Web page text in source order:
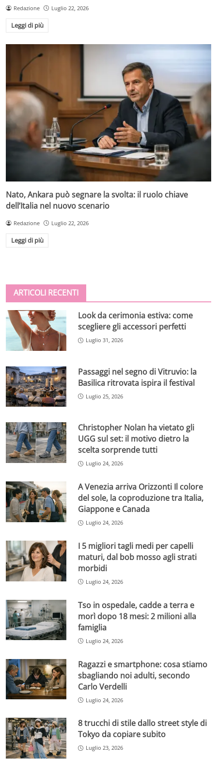
Redazione Luglio 22, 2026
Leggi di più
Nato, Ankara può segnare la svolta: il ruolo chiave
dell’Italia nel nuovo scenario
Redazione Luglio 22, 2026
Leggi di più
ARTICOLI RECENTI
Look da cerimonia estiva: come
scegliere gli accessori perfetti
Luglio 31, 2026
Passaggi nel segno di Vitruvio: la
Basilica ritrovata ispira il festival
Luglio 25, 2026
Christopher Nolan ha vietato gli
UGG sul set: il motivo dietro la
scelta sorprende tutti
Luglio 24, 2026
A Venezia arriva Orizzonti Il colore
del sole, la coproduzione tra Italia,
Giappone e Canada
Luglio 24, 2026
I 5 migliori tagli medi per capelli
maturi, dal bob mosso agli strati
morbidi
Luglio 24, 2026
Tso in ospedale, cadde a terra e
morì dopo 18 mesi: 2 milioni alla
famiglia
Luglio 24, 2026
Ragazzi e smartphone: cosa stiamo
sbagliando noi adulti, secondo
Carlo Verdelli
Luglio 24, 2026
8 trucchi di stile dallo street style di
Tokyo da copiare subito
Luglio 23, 2026